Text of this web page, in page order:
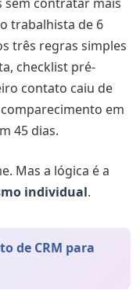
trabalhista de 6
três regras simples
checklist pré-
contato caiu de
em
45 dias.
Mas a lógica é a
individual.
de CRM para